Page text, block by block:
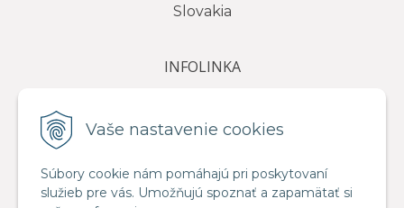
Vaše nastavenie cookies
Súbory cookie nám pomáhajú pri poskytovaní
služieb pre vás. Umožňujú spoznať a zapamätať si
Slovakia
INFOLINKA
e-mail: info@trigona.sk
VŠETKO O NÁKUPE